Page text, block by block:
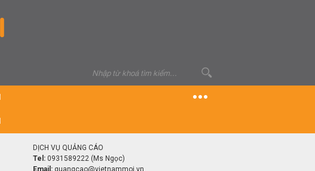
DỊCH VỤ QUẢNG CÁO
Tel: 0931589222 (Ms Ngọc)
Email: quangcao@vietnammoi.vn